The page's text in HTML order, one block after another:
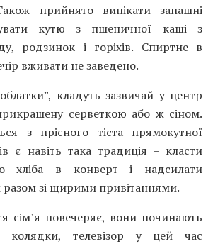
прийнято випікати запашні
кутю з пшеничної каші з
родзинок і горіхів. Спиртне в
вживати не заведено.
кладуть зазвичай у центр
серветкою або ж сіном.
з прісного тіста прямокутної
є навіть така традиція – класти
хліба в конверт і надсилати
зі щирими привітаннями.
сім’я повечеряє, вони починають
колядки, телевізор у цей час